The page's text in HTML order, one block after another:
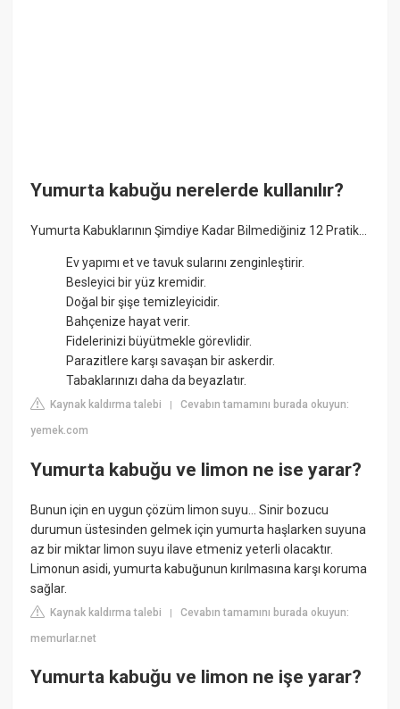
Yumurta kabuğu nerelerde kullanılır?
Yumurta Kabuklarının Şimdiye Kadar Bilmediğiniz 12 Pratik...
Ev yapımı et ve tavuk sularını zenginleştirir.
Besleyici bir yüz kremidir.
Doğal bir şişe temizleyicidir.
Bahçenize hayat verir.
Fidelerinizi büyütmekle görevlidir.
Parazitlere karşı savaşan bir askerdir.
Tabaklarınızı daha da beyazlatır.
Kaynak kaldırma talebi |Cevabın tamamını burada okuyun:
yemek.com
Yumurta kabuğu ve limon ne ise yarar?
Bunun için en uygun çözüm limon suyu... Sinir bozucu
durumun üstesinden gelmek için yumurta haşlarken suyuna
az bir miktar limon suyu ilave etmeniz yeterli olacaktır.
Limonun asidi, yumurta kabuğunun kırılmasına karşı koruma
sağlar.
Kaynak kaldırma talebi |Cevabın tamamını burada okuyun:
memurlar.net
Yumurta kabuğu ve limon ne işe yarar?